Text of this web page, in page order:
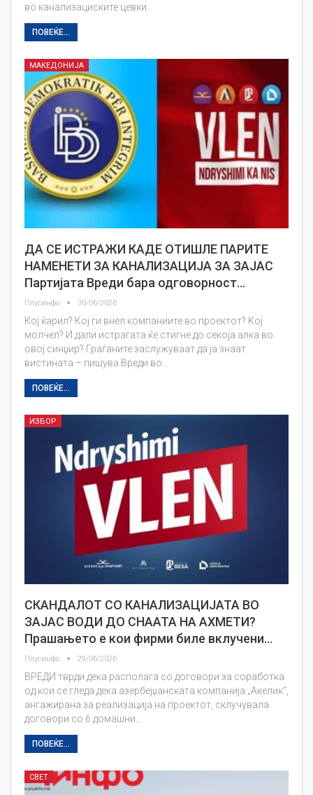
во канализациските цевки.
ПОВЕЌЕ...
МАКЕДОНИЈА
ДА СЕ ИСТРАЖИ КАДЕ ОТИШЛЕ ПАРИТЕ
НАМЕНЕТИ ЗА КАНАЛИЗАЦИЈА ЗА ЗАЈАС
Партијата Вреди бара одговорност…
Плусинфо 30/06/2026
Кој ќарил? Кој ги внел компаниите во проектот? Кој
молчел? И дали истрагата ќе стигне до секоја алка во
овој синџир? Граѓаните заслужуваат да ја знаат
вистината – пишува Вреди во…
ПОВЕЌЕ...
ИЗБОР
СКАНДАЛОТ СО КАНАЛИЗАЦИЈАТА ВО
ЗАЈАС ВОДИ ДО СНААТА НА АХМЕТИ?
Прашањето е кои фирми биле вклучени…
Плусинфо 29/06/2026
ВРЕДИ тврди дека располага со договори за соработка
од кои се гледа дека азербејџанската компанија „Акелик“,
ангажирана за реализација на проектот, склучувала
договори со 6 домашни…
ПОВЕЌЕ...
СВЕТ